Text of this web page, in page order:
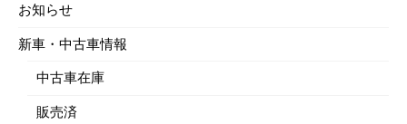
お知らせ
新車・中古車情報
中古車在庫
販売済